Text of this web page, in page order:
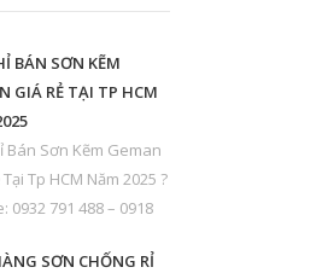
BÁN SƠN KẼM
GIÁ RẺ TẠI TP HCM
Bán Sơn Kẽm Geman
Tp HCM Năm 2025 ?
0932 791 488 – 0918
SƠN CHỐNG RỈ